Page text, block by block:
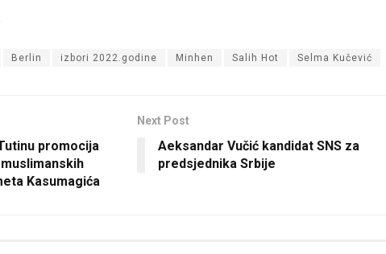
Berlin izbori 2022.godine Minhen Salih Hot Selma Kučević
promocija
Kasumagića
Next Post
Aeksandar Vučić kandidat SNS za
predsjednika Srbije